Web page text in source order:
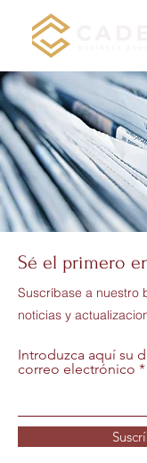
Sé el primero
Suscríbase a nuestro
noticias y
Introduzca aquí su
correo electrónico